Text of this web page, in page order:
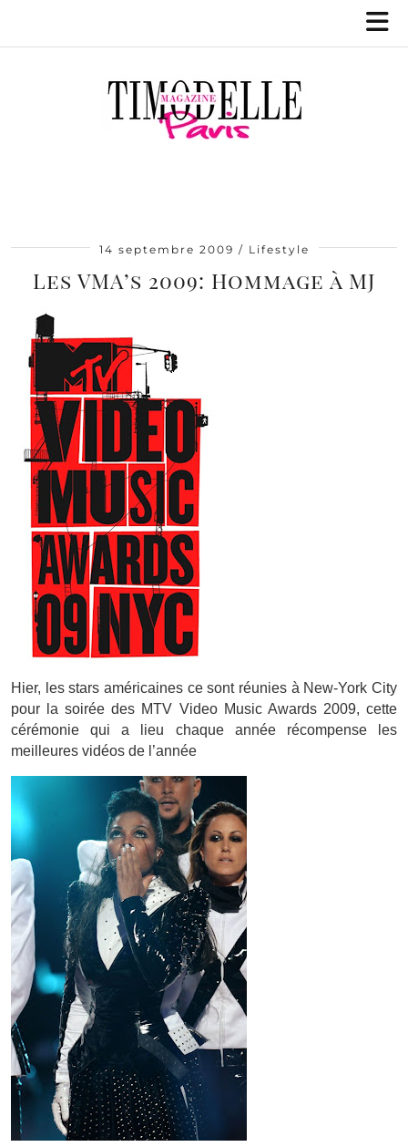
14 septembre 2009 Lifestyle
Les VMA’s 2009: Hommage à MJ
Hier, les stars américaines ce sont réunies à New-York City
pour la soirée des MTV Video Music Awards 2009, cette
cérémonie qui a lieu chaque année récompense les
meilleures vidéos de l’année